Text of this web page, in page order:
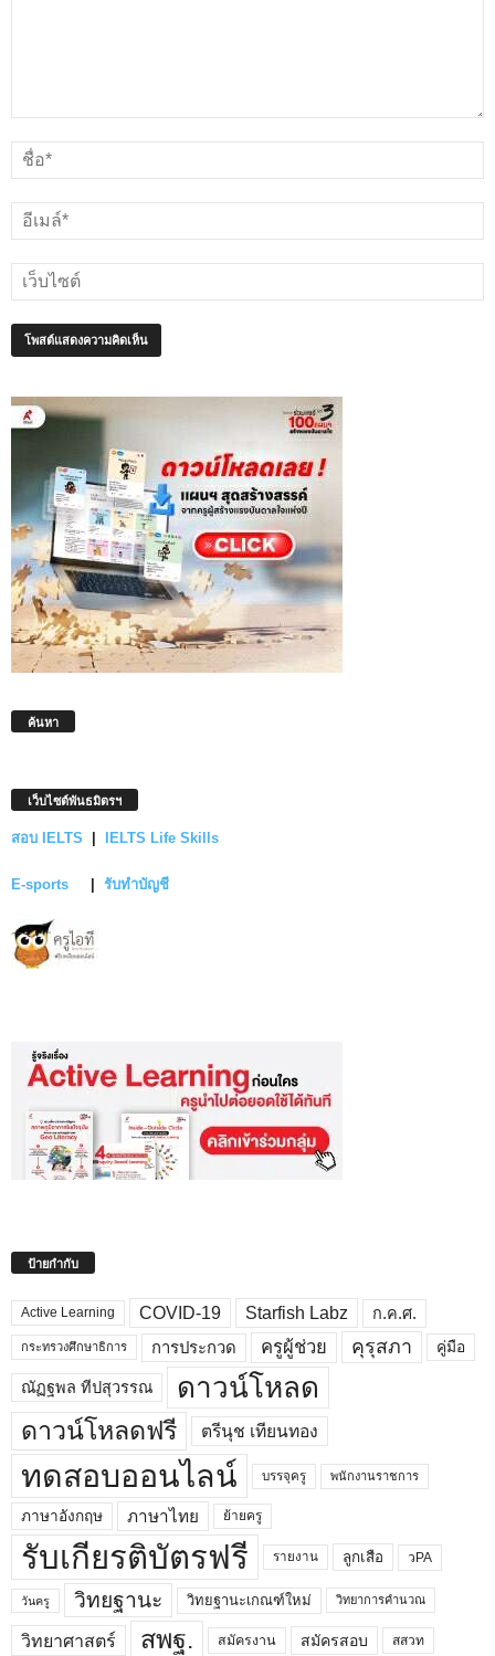
ค้นหา
เว็บไซต์พันธมิตรฯ
สอบ IELTS | IELTS Life Skills
E-sports | รับทำบัญชี
ป้ายกำกับ
Active Learning COVID-19 Starfish Labz ก.ค.ศ.
กระทรวงศึกษาธิการ การประกวด ครูผู้ช่วย คุรุสภา คู่มือ
ณัฏฐพล ทีปสุวรรณ ดาวน์โหลด
ดาวน์โหลดฟรี ตรีนุช เทียนทอง
ทดสอบออนไลน์ บรรจุครู พนักงานราชการ
ภาษาอังกฤษ ภาษาไทย ย้ายครู
รับเกียรติบัตรฟรี รายงาน ลูกเสือ วPA
วันครู วิทยฐานะ วิทยฐานะเกณฑ์ใหม่ วิทยาการคำนวณ
วิทยาศาสตร์ สพฐ. สมัครงาน สมัครสอบ สสวท